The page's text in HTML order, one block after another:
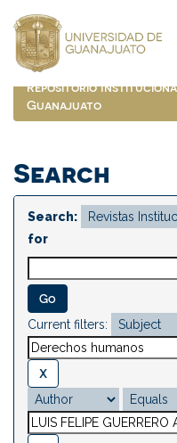
navigation
Repositorio
Guanajuato
Search
Search:
for
Current filters: